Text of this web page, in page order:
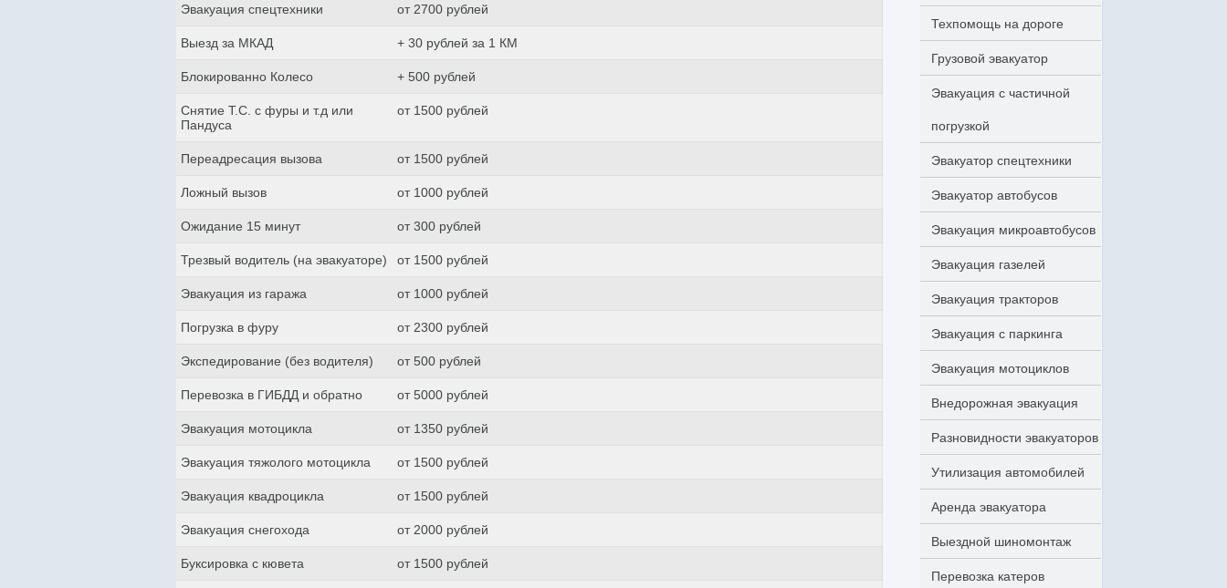
Эвакуация спецтехники от 2700 рублей
Выезд за МКАД + 30 рублей за 1 КМ
Блокированно Колесо + 500 рублей
Снятие Т.С. с фуры и т.д или
Пандуса
от 1500 рублей
Переадресация вызова от 1500 рублей
Ложный вызов от 1000 рублей
Ожидание 15 минут от 300 рублей
Трезвый водитель (на эвакуаторе) от 1500 рублей
Эвакуация из гаража от 1000 рублей
Погрузка в фуру от 2300 рублей
Экспедирование (без водителя) от 500 рублей
Перевозка в ГИБДД и обратно от 5000 рублей
Эвакуация мотоцикла от 1350 рублей
Эвакуация тяжолого мотоцикла от 1500 рублей
Эвакуация квадроцикла от 1500 рублей
Эвакуация снегохода от 2000 рублей
Буксировка с кювета от 1500 рублей
Техпомощь на дороге
Грузовой эвакуатор
Эвакуация с частичной
погрузкой
Эвакуатор спецтехники
Эвакуатор автобусов
Эвакуация микроавтобусов
Эвакуация газелей
Эвакуация тракторов
Эвакуация с паркинга
Эвакуация мотоциклов
Внедорожная эвакуация
Разновидности эвакуаторов
Утилизация автомобилей
Аренда эвакуатора
Выездной шиномонтаж
Перевозка катеров